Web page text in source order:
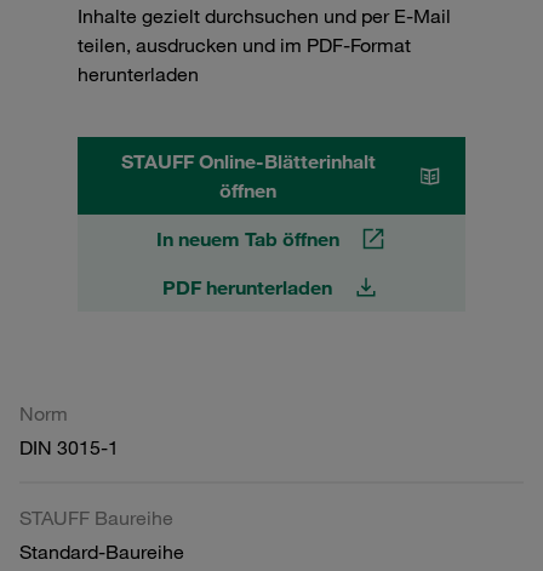
Inhalte gezielt durchsuchen und per E-Mail
teilen, ausdrucken und im PDF-Format
herunterladen
STAUFF Online-Blätterinhalt
öffnen
In neuem Tab öffnen
PDF herunterladen
Norm
DIN 3015-1
STAUFF Baureihe
Standard-Baureihe